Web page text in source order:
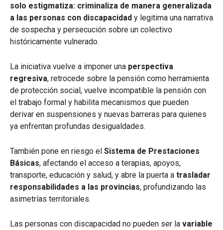
solo estigmatiza: criminaliza de manera generalizada
a las personas con discapacidad y legitima una narrativa
de sospecha y persecución sobre un colectivo
históricamente vulnerado.
La iniciativa vuelve a imponer una perspectiva
regresiva, retrocede sobre la pensión como herramienta
de protección social, vuelve incompatible la pensión con
el trabajo formal y habilita mecanismos que pueden
derivar en suspensiones y nuevas barreras para quienes
ya enfrentan profundas desigualdades.
También pone en riesgo el Sistema de Prestaciones
Básicas, afectando el acceso a terapias, apoyos,
transporte, educación y salud, y abre la puerta a trasladar
responsabilidades a las provincias, profundizando las
asimetrías territoriales.
Las personas con discapacidad no pueden ser la variable